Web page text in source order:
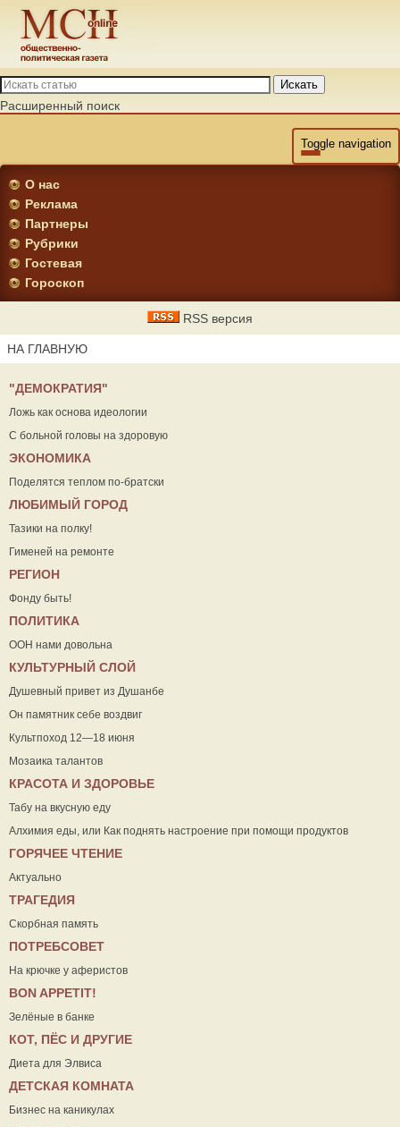
Искать
Расширенный поиск
Toggle navigation
О нас
Реклама
Партнеры
Рубрики
Гостевая
Гороскоп
RSS версия
НА ГЛАВНУЮ
"ДЕМОКРАТИЯ"
Ложь как основа идеологии
С больной головы на здоровую
ЭКОНОМИКА
Поделятся теплом по-братски
ЛЮБИМЫЙ ГОРОД
Тазики на полку!
Гименей на ремонте
РЕГИОН
Фонду быть!
ПОЛИТИКА
ООН нами довольна
КУЛЬТУРНЫЙ СЛОЙ
Душевный привет из Душанбе
Он памятник себе воздвиг
Культпоход 12—18 июня
Мозаика талантов
КРАСОТА И ЗДОРОВЬЕ
Табу на вкусную еду
Алхимия еды, или Как поднять настроение при помощи продуктов
ГОРЯЧЕЕ ЧТЕНИЕ
Актуально
ТРАГЕДИЯ
Скорбная память
ПОТРЕБСОВЕТ
На крючке у аферистов
ВON APPETIT!
Зелёные в банке
КОТ, ПЁС И ДРУГИЕ
Диета для Элвиса
ДЕТСКАЯ КОМНАТА
Бизнес на каникулах